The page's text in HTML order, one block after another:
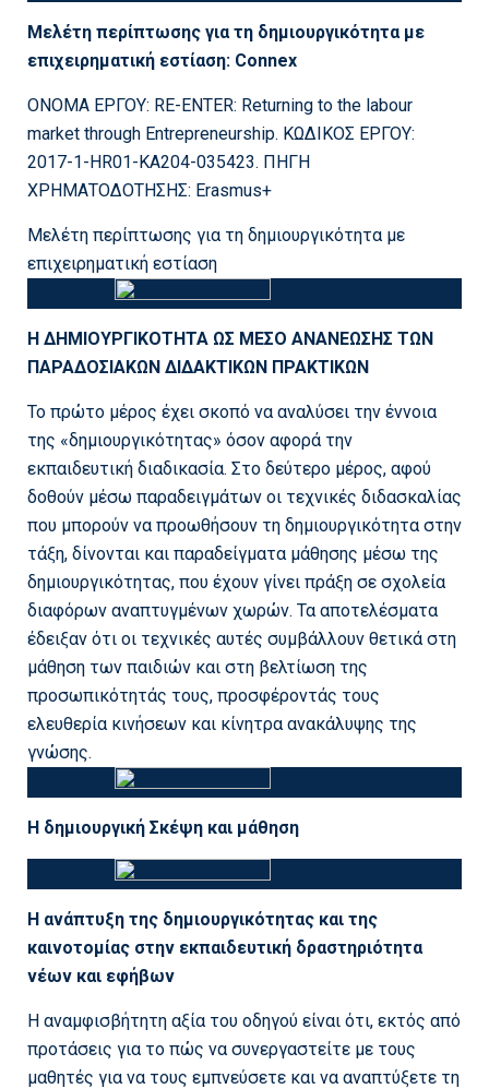
Μελέτη περίπτωσης για τη δημιουργικότητα με
επιχειρηματική εστίαση: Connex
ΟΝΟΜΑ ΕΡΓΟΥ: RE-ENTER: Returning to the labour
market through Entrepreneurship. ΚΩΔΙΚΟΣ ΕΡΓΟΥ:
2017-1-HR01-KA204-035423. ΠΗΓΗ
ΧΡΗΜΑΤΟΔΟΤΗΣΗΣ: Erasmus+
Μελέτη περίπτωσης για τη δημιουργικότητα με
επιχειρηματική εστίαση
Η ΔΗΜΙΟΥΡΓΙΚΟΤΗΤΑ ΩΣ ΜΕΣΟ ΑΝΑΝΕΩΣΗΣ ΤΩΝ
ΠΑΡΑΔΟΣΙΑΚΩΝ ΔΙΔΑΚΤΙΚΩΝ ΠΡΑΚΤΙΚΩΝ
Το πρώτο μέρος έχει σκοπό να αναλύσει την έννοια
της «δημιουργικότητας» όσον αφορά την
εκπαιδευτική διαδικασία. Στο δεύτερο μέρος, αφού
δοθούν μέσω παραδειγμάτων οι τεχνικές διδασκαλίας
που μπορούν να προωθήσουν τη δημιουργικότητα στην
τάξη, δίνονται και παραδείγματα μάθησης μέσω της
δημιουργικότητας, που έχουν γίνει πράξη σε σχολεία
διαφόρων αναπτυγμένων χωρών. Τα αποτελέσματα
έδειξαν ότι οι τεχνικές αυτές συμβάλλουν θετικά στη
μάθηση των παιδιών και στη βελτίωση της
προσωπικότητάς τους, προσφέροντάς τους
ελευθερία κινήσεων και κίνητρα ανακάλυψης της
γνώσης.
Η δημιουργική Σκέψη και μάθηση
Η ανάπτυξη της δημιουργικότητας και της
καινοτομίας στην εκπαιδευτική δραστηριότητα
νέων και εφήβων
Η αναμφισβήτητη αξία του οδηγού είναι ότι, εκτός από
προτάσεις για το πώς να συνεργαστείτε με τους
μαθητές για να τους εμπνεύσετε και να αναπτύξετε τη